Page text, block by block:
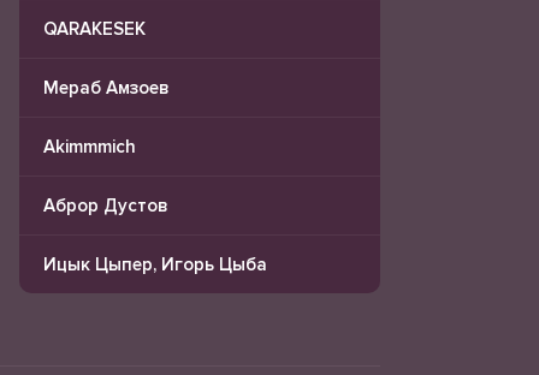
QARAKESEK
Мераб Амзоев
Akimmmich
Аброр Дустов
Ицык Цыпер, Игорь Цыба